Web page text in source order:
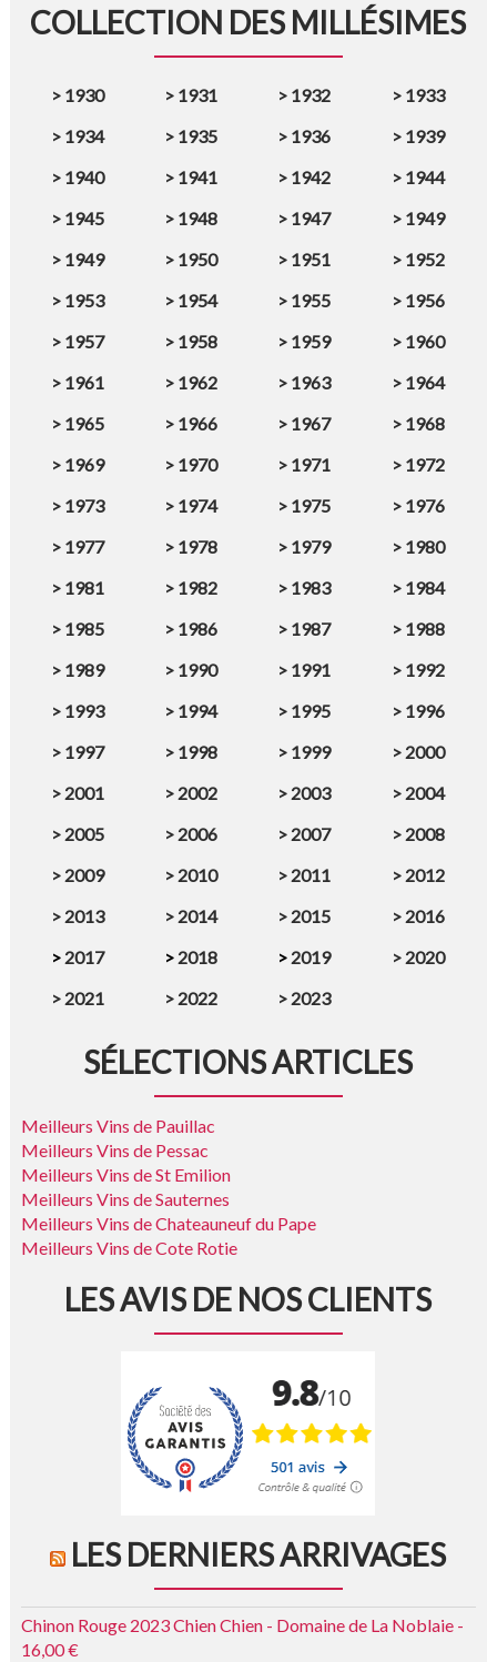
COLLECTION DES MILLÉSIMES
> 1930 > 1931 > 1932 > 1933
> 1934 > 1935 > 1936 > 1939
> 1940 > 1941 > 1942 > 1944
> 1945 > 1948 > 1947 > 1949
> 1949 > 1950 > 1951 > 1952
> 1953 > 1954 > 1955 > 1956
> 1957 > 1958 > 1959 > 1960
> 1961 > 1962 > 1963 > 1964
> 1965 > 1966 > 1967 > 1968
> 1969 > 1970 > 1971 > 1972
> 1973 > 1974 > 1975 > 1976
> 1977 > 1978 > 1979 > 1980
> 1981 > 1982 > 1983 > 1984
> 1985 > 1986 > 1987 > 1988
> 1989 > 1990 > 1991 > 1992
> 1993 > 1994 > 1995 > 1996
> 1997 > 1998 > 1999 > 2000
> 2001 > 2002 > 2003 > 2004
> 2005 > 2006 > 2007 > 2008
> 2009 > 2010 > 2011 > 2012
> 2013 > 2014 > 2015 > 2016
>2017 >2018 > 2019 > 2020
> 2021 > 2022 > 2023
SÉLECTIONS ARTICLES
Meilleurs Vins de Pauillac
Meilleurs Vins de Pessac
Meilleurs Vins de St Emilion
Meilleurs Vins de Sauternes
Meilleurs Vins de Chateauneuf du Pape
Meilleurs Vins de Cote Rotie
LES AVIS DE NOS CLIENTS
LES DERNIERS ARRIVAGES
Chinon Rouge 2023 Chien Chien - Domaine de La Noblaie -
16,00 €